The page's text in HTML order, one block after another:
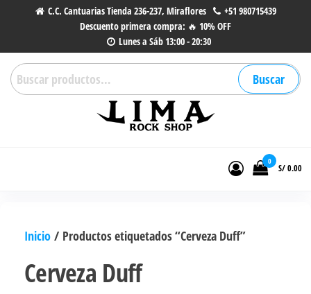
C.C. Cantuarias Tienda 236-237, Miraflores
+51 980715439
Descuento primera compra: 🔥 10% OFF
Lunes a Sáb 13:00 - 20:30
Buscar
por:
Buscar
Joyas de Acero | Tienda de
Música de Vinilos, CDs y más.
0
S/ 0.00
Inicio / Productos etiquetados “Cerveza Duff”
Cerveza Duff